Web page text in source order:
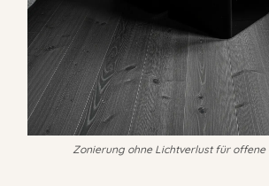
Zonierung ohne Lichtverlust für offene